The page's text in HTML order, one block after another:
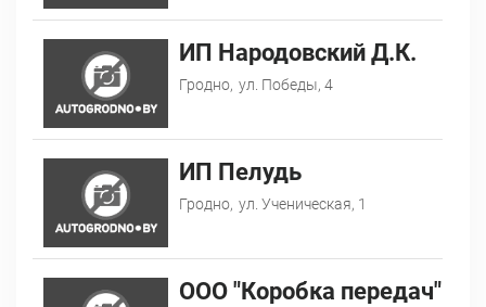
ИП Народовский Д.К.
Гродно, ул. Победы, 4
ИП Пелудь
Гродно, ул. Ученическая, 1
ООО "Коробка передач"